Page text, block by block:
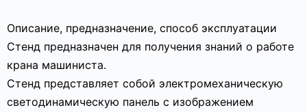
Описание, предназначение, способ эксплуатации
Стенд предназначен для получения знаний о работе
крана машиниста.
Стенд представляет собой электромеханическую
светодинамическую панель с изображением